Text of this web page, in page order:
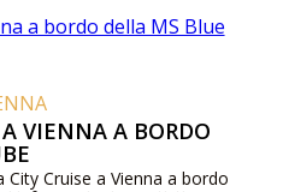
VIENNA A BORDO
Cruise a Vienna a bordo